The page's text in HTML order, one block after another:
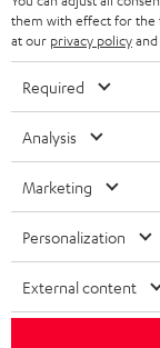
STEREOANLAGEN
LAUTSPRECHER
ULTIMA-SERIE
IN-EAR-KOPFHÖRER
FANSHOP
NEUHEITEN
STORES
DEINE VORTEILE BEI
TEUFEL STORY
UNSER
NACHHALTIGKEIT
UNSERE WERTE
BELGIEN
POLEN
SPANIEN
USA
Fotos abgebildete
©2026 Lautsprecher
Impressum AGB
them with effect for the
at our privacy policy
Required
Analysis
Marketing
Personalization
External content